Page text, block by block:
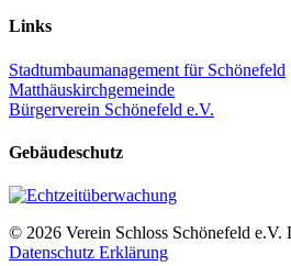
Links
Stadtumbaumanagement für Schönefeld
Matthäuskirchgemeinde
Bürgerverein Schönefeld e.V.
Gebäudeschutz
© 2026 Verein Schloss Schönefeld e.V.
Datenschutz Erklärung